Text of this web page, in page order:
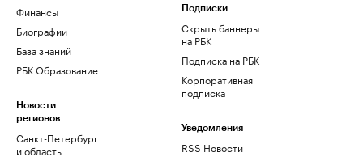
Финансы
Биографии
База знаний
РБК Образование
Новости
регионов
Санкт-Петербург
и область
Подписки
Скрыть баннеры
на РБК
Подписка на РБК
Корпоративная
подписка
Уведомления
RSS Новости